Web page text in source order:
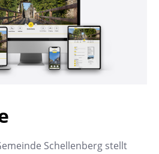
Schellenberg stellt